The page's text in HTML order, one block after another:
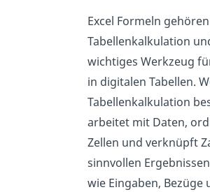
Excel Formeln
Tabellenkalkulation
wichtiges Werkzeug
in digitalen Tabellen.
Tabellenkalkulation
arbeitet mit Daten,
Zellen und verknüpft
sinnvollen
wie Eingaben, Bezüge